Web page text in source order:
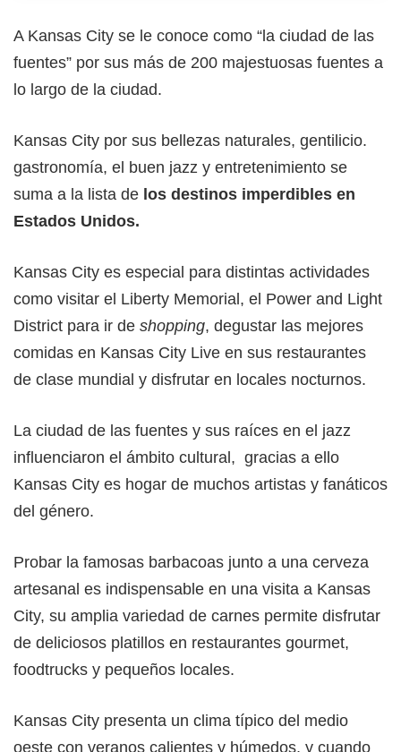
A Kansas City se le conoce como “la ciudad de las
fuentes” por sus más de 200 majestuosas fuentes a
lo largo de la ciudad.
Kansas City por sus bellezas naturales, gentilicio.
gastronomía, el buen jazz y entretenimiento se
suma a la lista de los destinos imperdibles en
Estados Unidos.
Kansas City es especial para distintas actividades
como visitar el Liberty Memorial, el Power and Light
District para ir de shopping, degustar las mejores
comidas en Kansas City Live en sus restaurantes
de clase mundial y disfrutar en locales nocturnos.
La ciudad de las fuentes y sus raíces en el jazz
influenciaron el ámbito cultural, gracias a ello
Kansas City es hogar de muchos artistas y fanáticos
del género.
Probar la famosas barbacoas junto a una cerveza
artesanal es indispensable en una visita a Kansas
City, su amplia variedad de carnes permite disfrutar
de deliciosos platillos en restaurantes gourmet,
foodtrucks y pequeños locales.
Kansas City presenta un clima típico del medio
oeste con veranos calientes y húmedos, y cuando